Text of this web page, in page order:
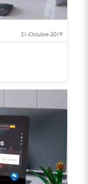
21-Octubre-2019